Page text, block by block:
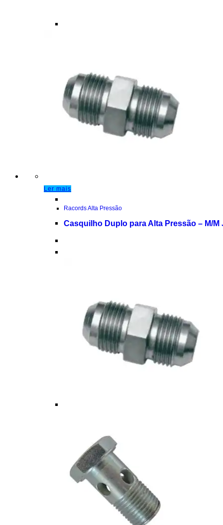
Ler mais
Racords Alta Pressão
Casquilho Duplo para Alta Pressão – M/M